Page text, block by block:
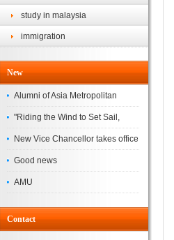
study in malaysia
immigration
New
Alumni of Asia Metropolitan
University Successfully
Complete the
"Riding the Wind to Set Sail,
Jointly Painting a New Blueprint"
– Asia Metropolitan University's
2026 annual conference
New Vice Chancellor takes office
Good news
AMU
Contact